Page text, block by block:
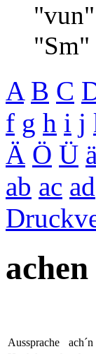
"Sm"
A B C
f g h i j
Ä Ö Ü ä
ab ac ad
Aussprache